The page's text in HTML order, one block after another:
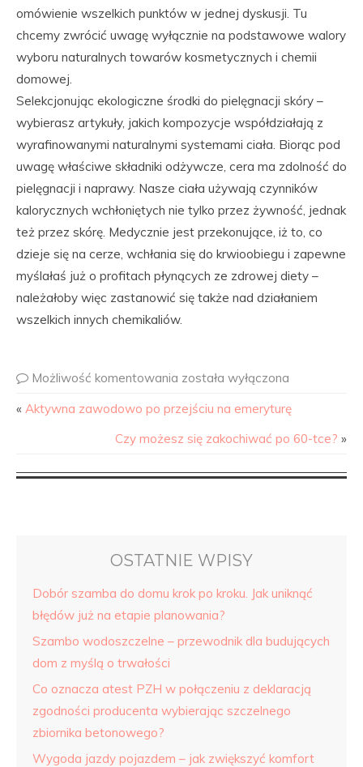
omówienie wszelkich punktów w jednej dyskusji. Tu
chcemy zwrócić uwagę wyłącznie na podstawowe walory
wyboru naturalnych towarów kosmetycznych i chemii
domowej.
Selekcjonując ekologiczne środki do pielęgnacji skóry –
wybierasz artykuły, jakich kompozycje współdziałają z
wyrafinowanymi naturalnymi systemami ciała. Biorąc pod
uwagę właściwe składniki odżywcze, cera ma zdolność do
pielęgnacji i naprawy. Nasze ciała używają czynników
kalorycznych wchłoniętych nie tylko przez żywność, jednak
też przez skórę. Medycznie jest przekonujące, iż to, co
dzieje się na cerze, wchłania się do krwioobiegu i zapewne
myślałaś już o profitach płynących ze zdrowej diety –
należałoby więc zastanowić się także nad działaniem
wszelkich innych chemikaliów.
Możliwość komentowania została wyłączona
« Aktywna zawodowo po przejściu na emeryturę
Czy możesz się zakochiwać po 60-tce? »
OSTATNIE WPISY
Dobór szamba do domu krok po kroku. Jak uniknąć
błędów już na etapie planowania?
Szambo wodoszczelne – przewodnik dla budujących
dom z myślą o trwałości
Co oznacza atest PZH w połączeniu z deklaracją
zgodności producenta wybierając szczelnego
zbiornika betonowego?
Wygoda jazdy pojazdem – jak zwiększyć komfort